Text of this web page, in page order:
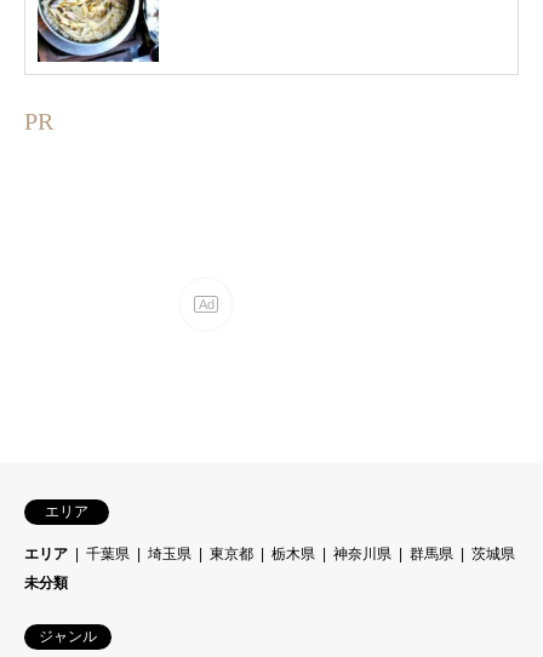
PR
エリア
エリア 千葉県 埼玉県 東京都 栃木県 神奈川県 群馬県
茨城県
未分類
ジャンル